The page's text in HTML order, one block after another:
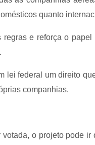
quanto
regras e reforça o
lei federal um direito
companhias.
o projeto pode